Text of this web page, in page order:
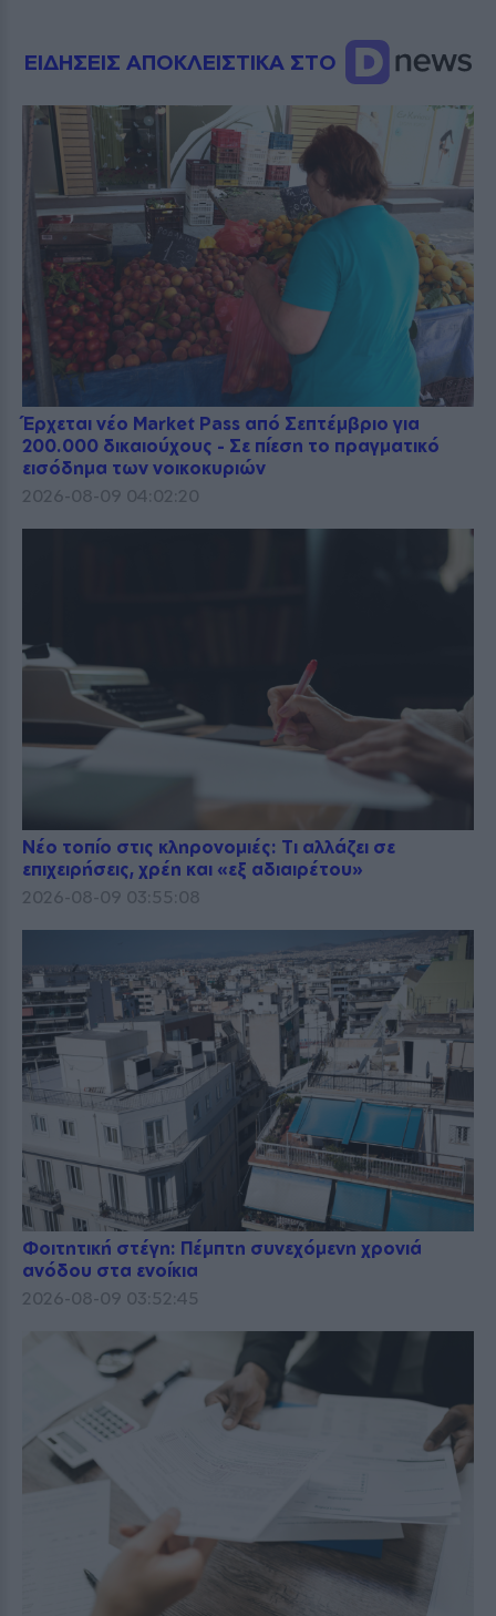
ΕΙΔΗΣΕΙΣ ΑΠΟΚΛΕΙΣΤΙΚΑ ΣΤΟ
Έρχεται νέο Market Pass από Σεπτέμβριο για
200.000 δικαιούχους - Σε πίεση το πραγματικό
εισόδημα των νοικοκυριών
2026-08-09 04:02:20
Νέο τοπίο στις κληρονομιές: Τι αλλάζει σε
επιχειρήσεις, χρέη και «εξ αδιαιρέτου»
2026-08-09 03:55:08
Φοιτητική στέγη: Πέμπτη συνεχόμενη χρονιά
ανόδου στα ενοίκια
2026-08-09 03:52:45